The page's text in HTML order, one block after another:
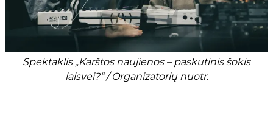
Spektaklis „Karštos naujienos – paskutinis šokis
laisvei?“ / Organizatorių nuotr.